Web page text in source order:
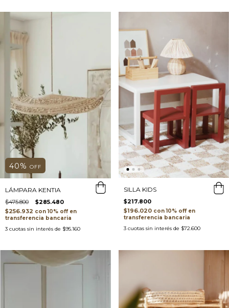
40% OFF
LÁMPARA KENTIA
$475.800
$285.480
$256.932 con
transferencia bancaria
3 cuotas sin interés de $95.160
SILLA KIDS
$217.800
$196.020 con
transferencia bancaria
3 cuotas sin interés de $72.600